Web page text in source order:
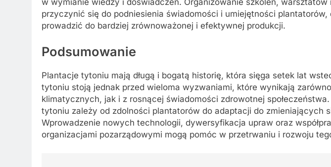
przyczynić się do podniesienia świadomości i umiejętności
prowadzić do bardziej zrównoważonej i efektywnej produkcji.
Podsumowanie
Plantacje tytoniu mają długą i bogatą historię, która sięga setek lat
tytoniu stoją jednak przed wieloma wyzwaniami, które wynikają
klimatycznych, jak i z rosnącej świadomości zdrowotnej społeczeństwa.
tytoniu zależy od zdolności plantatorów do adaptacji do zmieniających
Wprowadzenie nowych technologii, dywersyfikacja upraw oraz
organizacjami pozarządowymi mogą pomóc w przetrwaniu i rozwoju